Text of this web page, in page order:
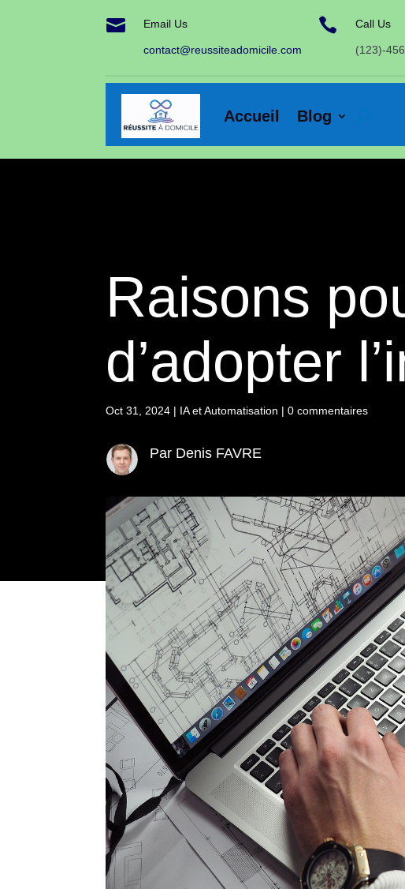
 Email Us
contact@reussiteadomicile.com
 Call Us
(123)-
Accueil Blog
Raisons
d’adopter
Oct 31, 2024 | IA et Automatisation |0 commentaires
Par Denis FAVRE